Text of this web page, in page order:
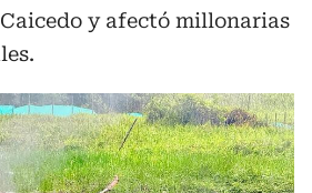
y afectó millonarias